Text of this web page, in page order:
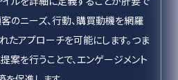
客のニーズ、行動、購買動機を網羅
たアプローチを可能にします。つま
案を行うことで、エンゲージメント